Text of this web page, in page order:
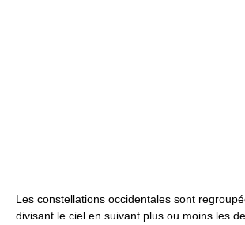
Les constellations occidentales sont
divisant le ciel en suivant plus ou moins les